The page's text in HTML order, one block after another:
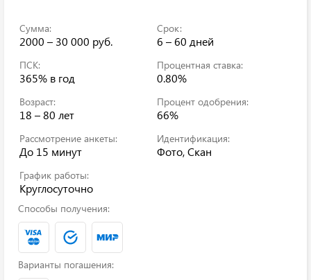
Сумма:
2000 – 30 000 руб.
Срок:
6 – 60 дней
ПСК:
365% в год
Процентная ставка:
0.80%
Возраст:
18 – 80 лет
Процент одобрения:
66%
Рассмотрение анкеты:
До 15 минут
Идентификация:
Фото, Скан
График работы:
Круглосуточно
Способы получения:
Варианты погашения: